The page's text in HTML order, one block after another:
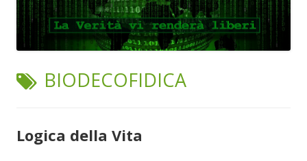
TAG:
BIODECOFIDICA
Logica della Vita